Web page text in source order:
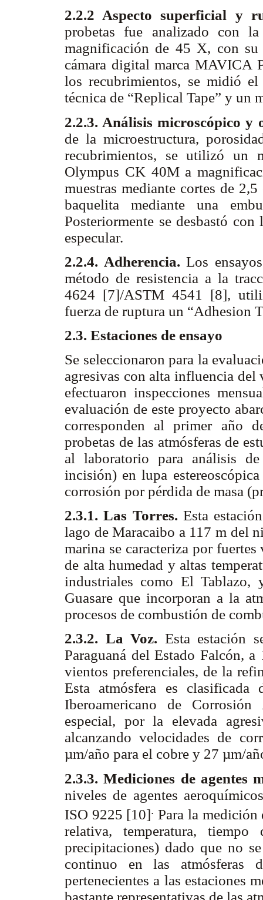
2.2.2 Aspecto superficial y
probetas fue analizado con
magnificación de 45 X, con su
cámara digital marca MAVICA
los recubrimientos, se midió
técnica de “Replical Tape” y un
2.2.3. Análisis microscópico y
de la microestructura,
recubrimientos, se utilizó un
Olympus CK 40M a
muestras mediante cortes de
baquelita mediante una
Posteriormente se desbastó
especular.
2.2.4. Adherencia.Los
método de resistencia a la
4624 [7]/ASTM 4541 [8],
fuerza de ruptura un “Adhesion
2.3. Estaciones de ensayo
Se seleccionaron para la
agresivas con alta influencia del
efectuaron inspecciones
evaluación de este proyecto
corresponden al primer año
probetas de las atmósferas de
al laboratorio para análisis
incisión) en lupa
corrosión por pérdida de masa
2.3.1. Las Torres. Esta
lago de Maracaibo a 117 m del
marina se caracteriza por
de alta humedad y altas
industriales como El Tablazo,
Guasare que incorporan a la
procesos de combustión de
2.3.2. La Voz. Esta estación
Paraguaná del Estado Falcón,
vientos preferenciales, de la
Esta atmósfera es
Iberoamericano de
especial, por la elevada
alcanzando velocidades de
µm/año para el cobre y 27 µm/
2.3.3. Mediciones de agentes
niveles de agentes
ISO 9225 [10]. Para la medición
relativa, temperatura,
precipitaciones) dado que no
continuo en las atmósferas
pertenecientes a las estaciones
bastante representativas de las